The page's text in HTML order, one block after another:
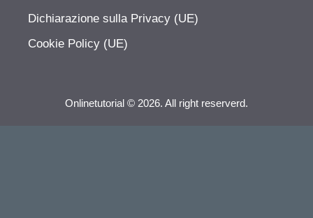
Dichiarazione sulla Privacy (UE)
Cookie Policy (UE)
Onlinetutorial © 2026. All right reserverd.